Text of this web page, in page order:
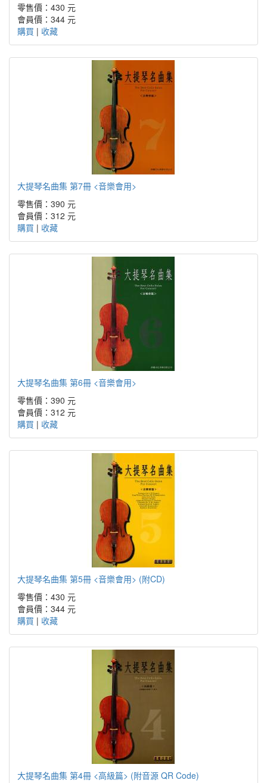
零售價：430 元
會員價：344 元
購買 | 收藏
大提琴名曲集 第7冊 <音樂會用>
零售價：390 元
會員價：312 元
購買 | 收藏
大提琴名曲集 第6冊 <音樂會用>
零售價：390 元
會員價：312 元
購買 | 收藏
大提琴名曲集 第5冊 <音樂會用> (附CD)
零售價：430 元
會員價：344 元
購買 | 收藏
大提琴名曲集 第4冊 <高級篇> (附音源 QR Code)